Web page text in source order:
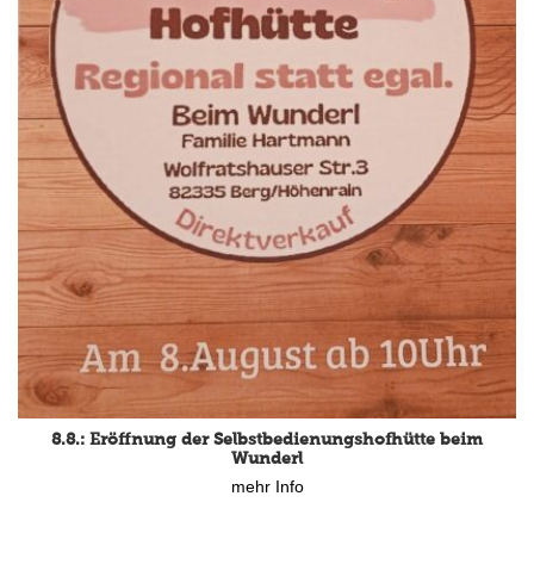
8.8.: Eröffnung der Selbstbedienungshofhütte beim
Wunderl
mehr Info